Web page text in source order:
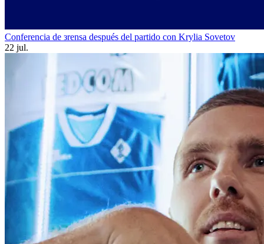
Conferencia de зrensa después del partido con Krylia Sovetov
22 jul.